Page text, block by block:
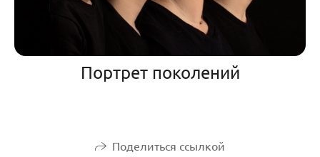
Портрет поколений
Поделиться ссылкой